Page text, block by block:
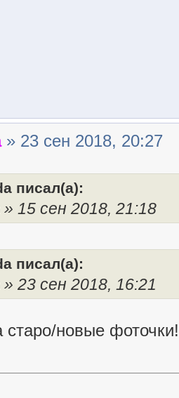
» 23 сен 2018, 20:27
писал(а):
15 сен 2018, 21:18
писал(а):
23 сен 2018, 16:21
старо/новые